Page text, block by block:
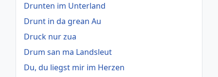
Drunten im Unterland
Drunt in da grean Au
Druck nur zua
Drum san ma Landsleut
Du, du liegst mir im Herzen